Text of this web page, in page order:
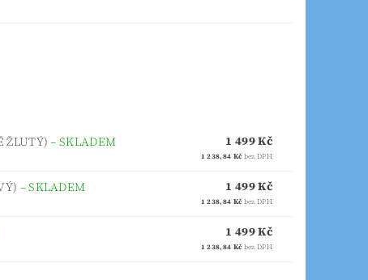
ŽLUTÝ)–SKLADEM 1 499 Kč
1 238,84 Kč bez DPH
–SKLADEM 1 499 Kč
1 238,84 Kč bez DPH
1 499 Kč
1 238,84 Kč bez DPH